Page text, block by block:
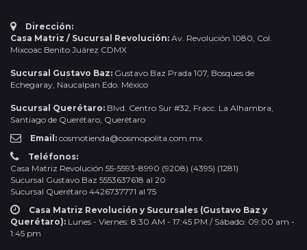
Dirección:
Casa Matriz / Sucursal Revolución: Av. Revolución 1080, Col.
Mixcoac Benito Juárez CDMX
Sucursal Gustavo Baz: Gustavo Baz Prada 107, Bosques de
Echegaray, Naucalpan Edo. México
Sucursal Querétaro: Blvd. Centro Sur #32, Fracc. La Alhambra,
Santiago de Querétaro, Querétaro
Email: cosmotienda@cosmopolita.com.mx
Teléfonos:
Casa Matriz Revolución 55-5593-8990 (9208) (4395) (1281)
Sucursal Gustavo Baz 5553637618 al 20
Sucursal Querétaro 4426737771 al 75
Casa Matriz Revolución y Sucursales (Gustavo Baz y
Querétaro): Lunes - Viernes: 8:30 AM - 17:45 PM / Sábado: 09:00 am -
1:45 pm